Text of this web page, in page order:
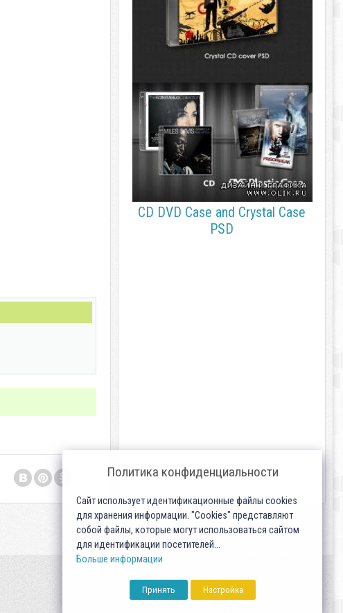
CD DVD Case and Crystal Case
PSD
Политика конфиденциальности
Сайт использует идентификационные файлы cookies
для хранения информации. "Cookies" представляют
собой файлы, которые могут использоваться сайтом
для идентификации посетителей...
Больше информации
Принять Настройка